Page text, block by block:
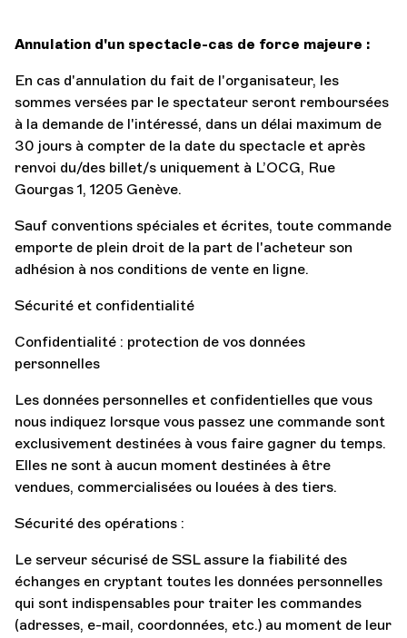
Annulation d'un spectacle-cas de force majeure :
En cas d'annulation du fait de l'organisateur, les
sommes versées par le spectateur seront remboursées
à la demande de l'intéressé, dans un délai maximum de
30 jours à compter de la date du spectacle et après
renvoi du/des billet/s uniquement à L’OCG, Rue
Gourgas 1, 1205 Genève.
Sauf conventions spéciales et écrites, toute commande
emporte de plein droit de la part de l'acheteur son
adhésion à nos conditions de vente en ligne.
Sécurité et confidentialité
Confidentialité : protection de vos données
personnelles
Les données personnelles et confidentielles que vous
nous indiquez lorsque vous passez une commande sont
exclusivement destinées à vous faire gagner du temps.
Elles ne sont à aucun moment destinées à être
vendues, commercialisées ou louées à des tiers.
Sécurité des opérations :
Le serveur sécurisé de SSL assure la fiabilité des
échanges en cryptant toutes les données personnelles
qui sont indispensables pour traiter les commandes
(adresses, e-mail, coordonnées, etc.) au moment de leur